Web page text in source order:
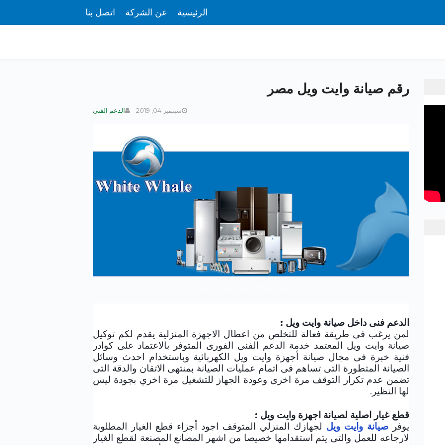
اتصل بنا عن الشركة الرئيسية
رقم صيانة وايت ويل مصر
الدعم الفني سبتمبر 04, 2019
الدعم فنى داخل صيانة وايت ويل :
لمن يرغب فى طريقة فعالة للتخلص من اعطال الاجهزة المنزلية يقدم لكم توكيل
صيانة وايت ويل المعتمد خدمة الدعم الفنى الفورى المتوفر بالاعتماد على كوادر
فنية خبرة فى مجال صيانة أجهزة وايت ويل الكهربائية وباستخدام احدث وسائل
الصيانة المتطورة التى تساهم فى اتمام عمليات الصيانة بمنتهى الاتقان والدقة التى
تضمن عدم تكرار التوقف مرة اخرى وعودة الجهاز للتشغيل مرة اخري بجودة ليس
لها النظير.
قطع غيار اصلية لصيانة اجهزة وايت ويل :
يوفرصيانة وايت ويل لجهازك المنزلي المتوقف اجود أجزاء قطع الغيار المطلوبة
لارجاعه للعمل والتى يتم استقدامها خصيصا من اشهر المصانع المصنعة لقطع الغيار